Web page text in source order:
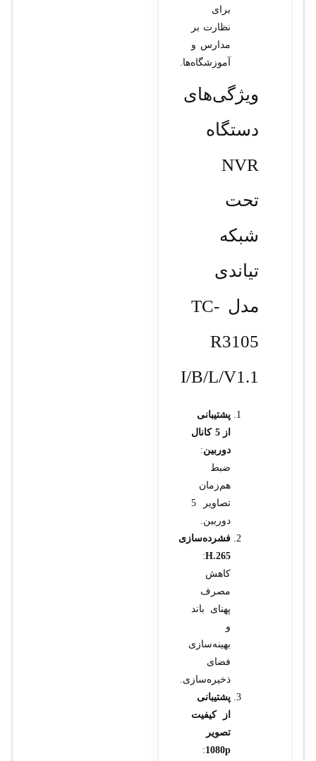
برای
نظارت بر
مدارس و
آموزشگاه‌ها.
ویژگی‌های
دستگاه
NVR
تحت
شبکه
تیاندی
مدل TC-
R3105
I/B/L/V1.1
پشتیبانی
از 5 کانال
دوربین:
ضبط
هم‌زمان
تصاویر 5
دوربین.
فشرده‌سازی
H.265
:
کاهش
مصرف
پهنای باند
و
بهینه‌سازی
فضای
ذخیره‌سازی.
پشتیبانی
از کیفیت
تصویر
1080p
: